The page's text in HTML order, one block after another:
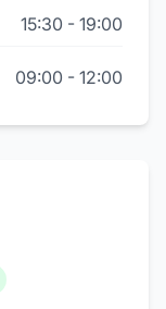
15:30 - 19:00
09:00 - 12:00